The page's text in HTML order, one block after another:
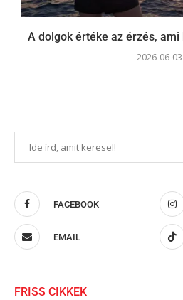
A dolgok értéke az érzés,
2026-06-03
FACEBOOK
EMAIL
FRISS CIKKEK